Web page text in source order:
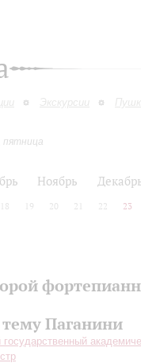
Экскурсии
пятница
Ноябрь
18 19 20 21 22 23
Паганини
государственный